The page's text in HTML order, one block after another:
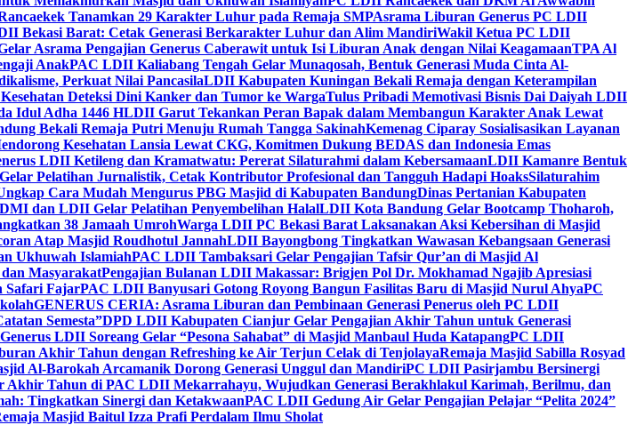
Tanamkan 29 Karakter Luhur pada Remaja SMPAsrama Liburan Generus PC LDII
Bekasi Barat: Cetak Generasi Berkarakter Luhur dan Alim MandiriWakil Ketua PC LDII
Asrama Pengajian Generus Caberawit untuk Isi Liburan Anak dengan Nilai KeagamaanTPA Al
AnakPAC LDII Kaliabang Tengah Gelar Munaqosah, Bentuk Generasi Muda Cinta Al-
Perkuat Nilai PancasilaLDII Kabupaten Kuningan Bekali Remaja dengan Keterampilan
Deteksi Dini Kanker dan Tumor ke WargaTulus Pribadi Memotivasi Bisnis Dai Daiyah LDII
Idul Adha 1446 HLDII Garut Tekankan Peran Bapak dalam Membangun Karakter Anak Lewat
Bekali Remaja Putri Menuju Rumah Tangga SakinahKemenag Ciparay Sosialisasikan Layanan
Kesehatan Lansia Lewat CKG, Komitmen Dukung BEDAS dan Indonesia Emas
LDII Ketileng dan Kramatwatu: Pererat Silaturahmi dalam KebersamaanLDII Kamanre Bentuk
Pelatihan Jurnalistik, Cetak Kontributor Profesional dan Tangguh Hadapi HoaksSilaturahim
Cara Mudah Mengurus PBG Masjid di Kabupaten BandungDinas Pertanian Kabupaten
dan LDII Gelar Pelatihan Penyembelihan HalalLDII Kota Bandung Gelar Bootcamp Thoharoh,
38 Jamaah UmrohWarga LDII PC Bekasi Barat Laksanakan Aksi Kebersihan di Masjid
Atap Masjid Roudhotul JannahLDII Bayongbong Tingkatkan Wawasan Kebangsaan Generasi
Ukhuwah IslamiahPAC LDII Tambaksari Gelar Pengajian Tafsir Qur’an di Masjid Al
MasyarakatPengajian Bulanan LDII Makassar: Brigjen Pol Dr. Mokhamad Ngajib Apresiasi
Safari FajarPAC LDII Banyusari Gotong Royong Bangun Fasilitas Baru di Masjid Nurul AhyaPC
GENERUS CERIA: Asrama Liburan dan Pembinaan Generasi Penerus oleh PC LDII
Semesta”DPD LDII Kabupaten Cianjur Gelar Pengajian Akhir Tahun untuk Generasi
Generus LDII Soreang Gelar “Pesona Sahabat” di Masjid Manbaul Huda KatapangPC LDII
Akhir Tahun dengan Refreshing ke Air Terjun Celak di TenjolayaRemaja Masjid Sabilla Rosyad
Al-Barokah Arcamanik Dorong Generasi Unggul dan MandiriPC LDII Pasirjambu Bersinergi
Akhir Tahun di PAC LDII Mekarrahayu, Wujudkan Generasi Berakhlakul Karimah, Berilmu, dan
Tingkatkan Sinergi dan KetakwaanPAC LDII Gedung Air Gelar Pengajian Pelajar “Pelita 2024”
Masjid Baitul Izza Prafi Perdalam Ilmu Sholat